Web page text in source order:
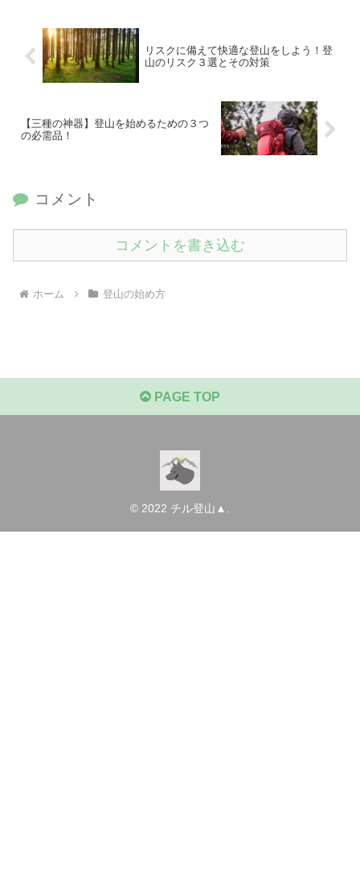
リスクに備えて快適な登山をしよう！登
山のリスク３選とその対策
【三種の神器】登山を始めるための３つ
の必需品！
コメント
コメントを書き込む
ホーム 登山の始め方
PAGE TOP
© 2022 チル登山▲.